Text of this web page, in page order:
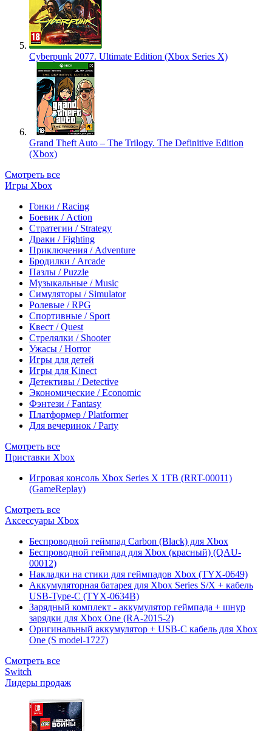
Cyberpunk 2077. Ultimate Edition (Xbox Series X)
Grand Theft Auto – The Trilogy. The Definitive Edition
(Xbox)
Смотреть все
Игры Xbox
Гонки / Racing
Боевик / Action
Стратегии / Strategy
Драки / Fighting
Приключения / Adventure
Бродилки / Arcade
Пазлы / Puzzle
Музыкальные / Music
Симуляторы / Simulator
Ролевые / RPG
Спортивные / Sport
Квест / Quest
Стрелялки / Shooter
Ужасы / Horror
Игры для детей
Игры для Kinect
Детективы / Detective
Экономические / Economic
Фэнтези / Fantasy
Платформер / Platformer
Для вечеринок / Party
Смотреть все
Приставки Xbox
Игровая консоль Xbox Series X 1TB (RRT-00011)
(GameReplay)
Смотреть все
Аксессуары Xbox
Беспроводной геймпад Carbon (Black) для Xbox
Беспроводной геймпад для Xbox (красный) (QAU-
00012)
Накладки на стики для геймпадов Xbox (TYX-0649)
Аккумуляторная батарея для Xbox Series S/X + кабель
USB-Type-C (TYX-0634B)
Зарядный комплект - аккумулятор геймпада + шнур
зарядки для Xbox One (RA-2015-2)
Оригинальный аккумулятор + USB-C кабель для Xbox
One (S model-1727)
Смотреть все
Switch
Лидеры продаж